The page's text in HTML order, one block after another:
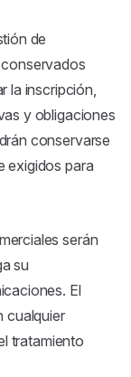
de
la inscripción,
y obligaciones
conservarse
exigidos para
serán
su
El
cualquier
tratamiento